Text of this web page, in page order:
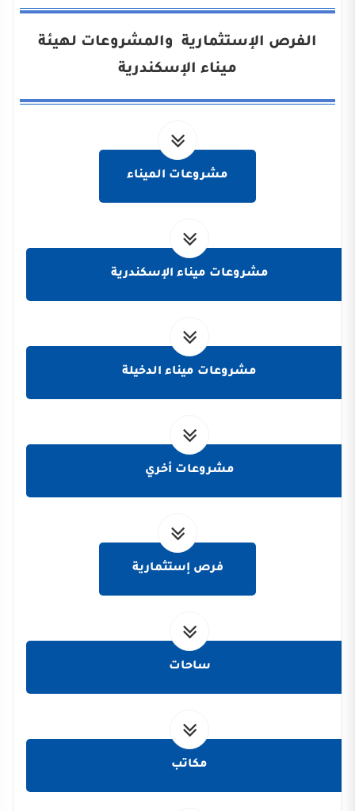
الفرص الإستثمارية والمشروعات لهيئة
ميناء الإسكندرية
مشروعات الميناء
مشروعات ميناء الإسكندرية
مشروعات ميناء الدخيلة
مشروعات أخري
فرص إستثمارية
ساحات
مكاتب